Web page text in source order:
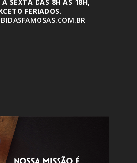
À SEXTA DAS 8H ÀS 18H,
FERIADOS.